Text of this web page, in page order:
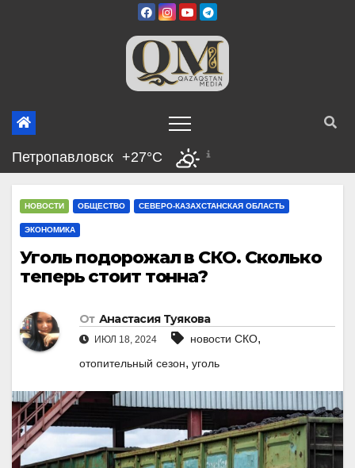
Петропавловск +27°C
НОВОСТИ ОБЩЕСТВО СЕВЕРО-КАЗАХСТАНСКАЯ ОБЛАСТЬ
ЭКОНОМИКА
Уголь подорожал в СКО. Сколько
теперь стоит тонна?
От Анастасия Туякова
ИЮЛ 18, 2024 новости СКО,
отопительный сезон, уголь